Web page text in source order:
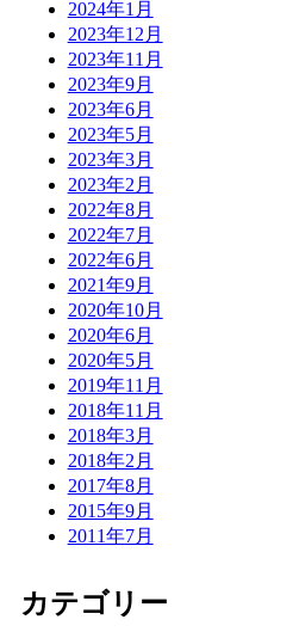
2024年1月
2023年12月
2023年11月
2023年9月
2023年6月
2023年5月
2023年3月
2023年2月
2022年8月
2022年7月
2022年6月
2021年9月
2020年10月
2020年6月
2020年5月
2019年11月
2018年11月
2018年3月
2018年2月
2017年8月
2015年9月
2011年7月
カテゴリー